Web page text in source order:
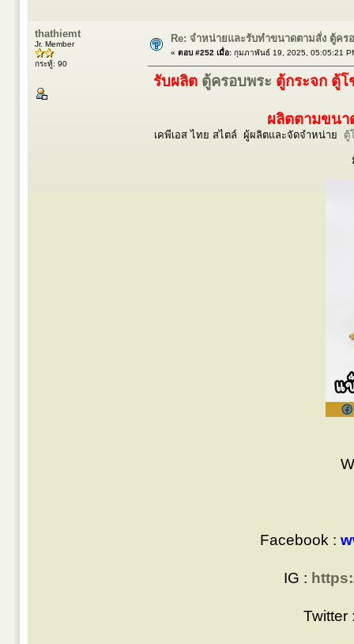
thathiemt
Jr. Member
กระทู้: 90
Re: จำหน่ายและรับทำขนาดตามสั่ง ตู้ค
« ตอบ #252 เมื่อ: กุมภาพันธ์ 19, 2025, 05:05:21
รับผลิต ตู้ครอบพระ ตู้กระจก ตู้โ
ผลิตตามขนา
เคพีเอส ไทย สไตล์ ผู้ผลิตและจัดจำหน่าย ตู้
Facebook :
IG :
Twitter